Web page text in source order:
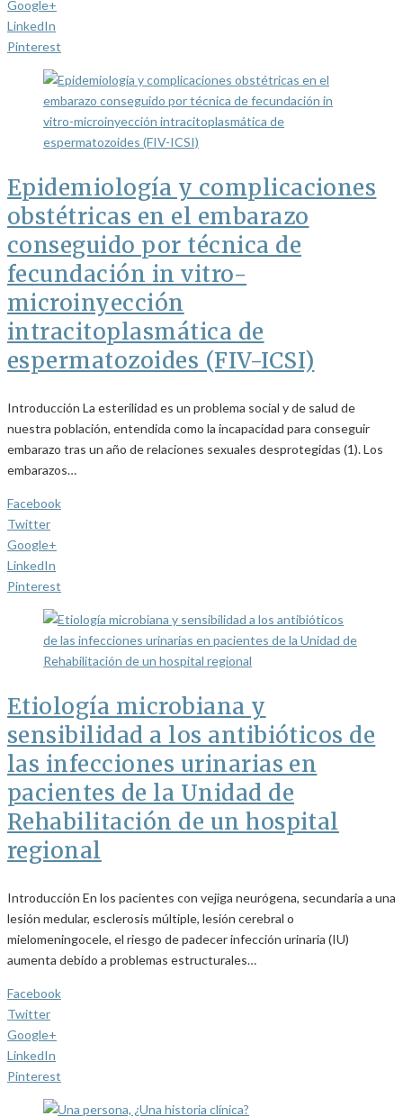
Google+
LinkedIn
Pinterest
Epidemiología y complicaciones
obstétricas en el embarazo
conseguido por técnica de
fecundación in vitro-
microinyección
intracitoplasmática de
espermatozoides (FIV-ICSI)
Introducción La esterilidad es un problema social y de salud de
nuestra población, entendida como la incapacidad para conseguir
embarazo tras un año de relaciones sexuales desprotegidas (1). Los
embarazos…
Facebook
Twitter
Google+
LinkedIn
Pinterest
Etiología microbiana y
sensibilidad a los antibióticos de
las infecciones urinarias en
pacientes de la Unidad de
Rehabilitación de un hospital
regional
Introducción En los pacientes con vejiga neurógena, secundaria a una
lesión medular, esclerosis múltiple, lesión cerebral o
mielomeningocele, el riesgo de padecer infección urinaria (IU)
aumenta debido a problemas estructurales…
Facebook
Twitter
Google+
LinkedIn
Pinterest